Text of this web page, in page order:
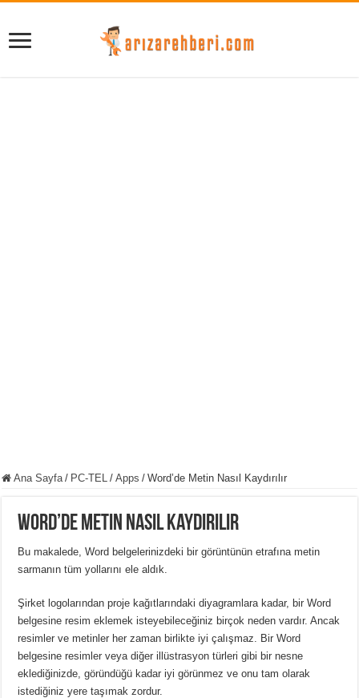
Ana Sayfa / PC-TEL / Apps / Word’de Metin Nasıl Kaydırılır
Word’de Metin Nasıl Kaydırılır
Bu makalede, Word belgelerinizdeki bir görüntünün etrafına metin
sarmanın tüm yollarını ele aldık.
Şirket logolarından proje kağıtlarındaki diyagramlara kadar, bir Word
belgesine resim eklemek isteyebileceğiniz birçok neden vardır.Ancak
resimler ve metinler her zaman birlikte iyi çalışmaz. Bir Word
belgesine resimler veya diğer illüstrasyon türleri gibi bir nesne
eklediğinizde, göründüğü kadar iyi görünmez ve onu tam olarak
istediğiniz yere taşımak zordur.